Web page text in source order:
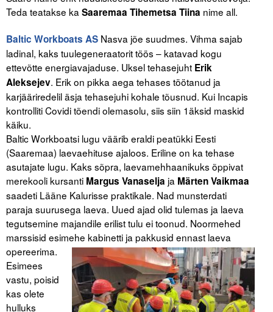
Teda teatakse ka Saaremaa Tihemetsa Tiina nime all.
Baltic Workboats AS Nasva jõe suudmes. Vihma sajab
ladinal, kaks tuulegeneraatorit töös – katavad kogu
ettevõtte energiavajaduse. Uksel tehasejuht Erik
Aleksejev. Erik on pikka aega tehases töötanud ja
karjääriredelil äsja tehasejuhi kohale tõusnud. Kui Incapis
kontrolliti Covidi tõendi olemasolu, siis siin 1äksid maskid
käiku.
Baltic Workboatsi lugu väärib eraldi peatükki Eesti
(Saaremaa) laevaehituse ajaloos. Eriline on ka tehase
asutajate lugu. Kaks sõpra, laevamehhaanikuks õppivat
merekooli kursanti Margus Vanaselja ja Märten Vaikmaa
saadeti Lääne Kalurisse praktikale. Nad munsterdati
paraja suurusega laeva. Uued ajad olid tulemas ja laeva
tegutsemine majandile erilist tulu ei toonud. Noormehed
marssisid esimehe kabinetti ja pakkusid ennast laeva
opereerima.
Esimees
vastu, poisid
kas olete
hulluks